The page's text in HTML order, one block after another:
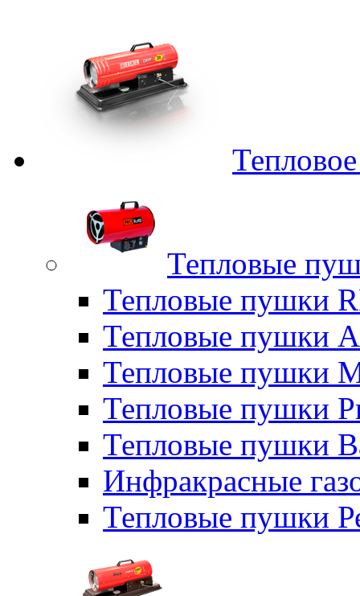
Тепловые
Тепловые пушки
Тепловые пушки
Тепловые пушки
Тепловые пушки
Тепловые пушки
Инфракрасные
Тепловые пушки